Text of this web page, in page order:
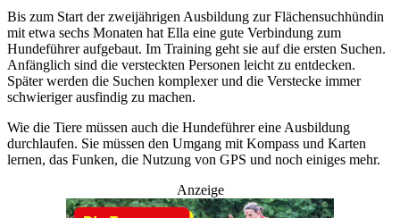
Bis zum Start der zweijährigen Ausbildung zur Flächensuchhündin
mit etwa sechs Monaten hat Ella eine gute Verbindung zum
Hundeführer aufgebaut. Im Training geht sie auf die ersten Suchen.
Anfänglich sind die versteckten Personen leicht zu entdecken.
Später werden die Suchen komplexer und die Verstecke immer
schwieriger ausfindig zu machen.
Wie die Tiere müssen auch die Hundeführer eine Ausbildung
durchlaufen. Sie müssen den Umgang mit Kompass und Karten
lernen, das Funken, die Nutzung von GPS und noch einiges mehr.
Anzeige